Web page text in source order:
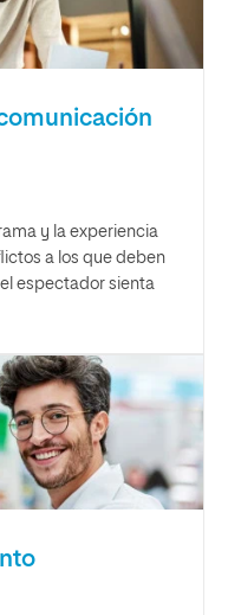
y la experiencia
a los que deben
espectador sienta